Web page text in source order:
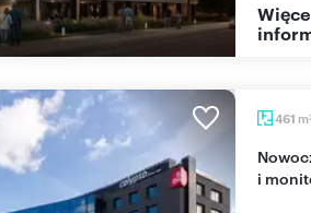
461 m
Nowoczesny lokal biurowy 461 m2 z klimatyzacją
i